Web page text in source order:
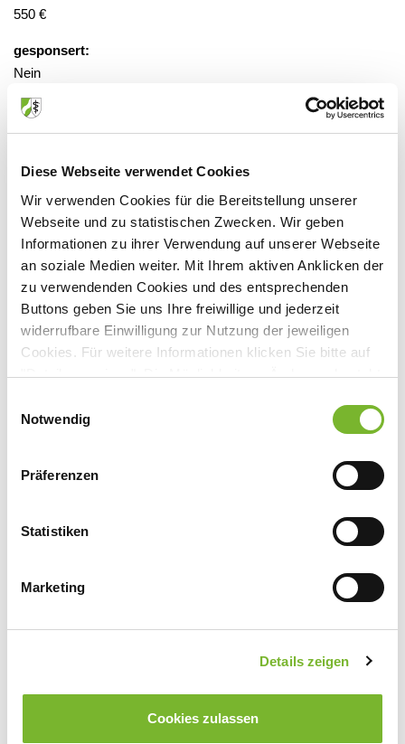
Diese Webseite verwendet Cookies
Wir verwenden Cookies für die Bereitstellung unserer
Webseite und zu statistischen Zwecken. Wir geben
Informationen zu ihrer Verwendung auf unserer Webseite
an soziale Medien weiter. Mit Ihrem aktiven Anklicken der
zu verwendenden Cookies und des entsprechenden
Buttons geben Sie uns Ihre freiwillige und jederzeit
widerrufbare Einwilligung zur Nutzung der jeweiligen
Cookies. Für weitere Informationen klicken Sie bitte auf
"Details anzeigen". Die Möglichkeit zur Änderung besteht
Datenschutzerklärung
Notwendig
Präferenzen
Statistiken
Marketing
Details zeigen
Cookies zulassen
550 €
gesponsert:
Nein
gestaffelte Gebühren, Anmeldung
Veranstaltungsort:
Hotel Essener Hof
Am Handelshof 5, 45127 Essen
Anbieter:
07356 Bad Lobenstein
Mail:info@dgfan.de
Für weitere Informationen wenden Sie sich bitte direkt an den jeweiligen